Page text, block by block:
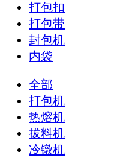
打包扣
打包带
封包机
内袋
全部
打包机
热熔机
拔料机
冷镦机